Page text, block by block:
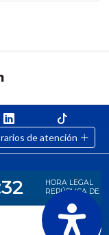
de atención
- UNICOMFACAUCA